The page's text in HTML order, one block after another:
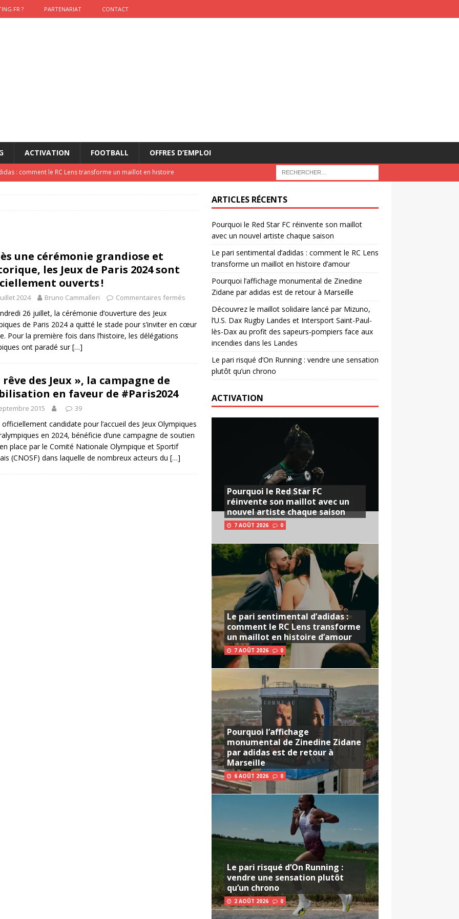
? PARTENARIAT CONTACT
ACTIVATION FOOTBALL OFFRES D’EMPLOI
: comment le RC Lens transforme un maillot en histoire
pompiers face aux incendies dans les Landes
RUGBY
: vendre une sensation plutôt qu’un chrono
réinvente son maillot avec un nouvel artiste chaque saison
une cérémonie grandiose et
les Jeux de Paris 2024 sont
ouverts !
2024 Bruno Cammalleri Commentaires fermés
26 juillet, la cérémonie d’ouverture des Jeux
de Paris 2024 a quitté le stade pour s’inviter en cœur
Pour la première fois dans l’histoire, les délégations
ont paradé sur[…]
rêve des Jeux », la campagne de
en faveur de #Paris2024
2015 39
officiellement candidate pour l’accueil des Jeux Olympiques
en 2024, bénéficie d’une campagne de soutien
place par le Comité Nationale Olympique et Sportif
(CNOSF) dans laquelle de nombreux acteurs du […]
ARTICLES RÉCENTS
Pourquoi le Red Star FC réinvente son maillot
avec un nouvel artiste chaque saison
Le pari sentimental d’adidas : comment le RC Lens
transforme un maillot en histoire d’amour
Pourquoi l’affichage monumental de Zinedine
Zidane par adidas est de retour à Marseille
Découvrez le maillot solidaire lancé par Mizuno,
l’U.S. Dax Rugby Landes et Intersport Saint-Paul-
lès-Dax au profit des sapeurs-pompiers face aux
incendies dans les Landes
Le pari risqué d’On Running : vendre une sensation
plutôt qu’un chrono
ACTIVATION
Pourquoi le Red Star FC
réinvente son maillot avec un
nouvel artiste chaque saison
7 AOÛT 2026 0
Le pari sentimental d’adidas :
comment le RC Lens transforme
un maillot en histoire d’amour
7 AOÛT 2026 0
Pourquoi l’affichage
monumental de Zinedine Zidane
par adidas est de retour à
Marseille
6 AOÛT 2026 0
Le pari risqué d’On Running :
vendre une sensation plutôt
qu’un chrono
2 AOÛT 2026 0